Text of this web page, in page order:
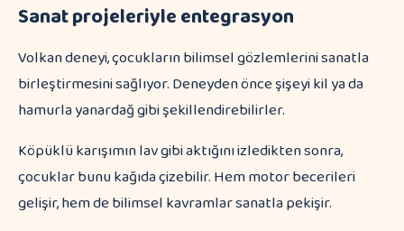
Sanat projeleriyle entegrasyon
Volkan deneyi, çocukların bilimsel gözlemlerini sanatla
birleştirmesini sağlıyor. Deneyden önce şişeyi kil ya da
hamurla yanardağ gibi şekillendirebilirler.
Köpüklü karışımın lav gibi aktığını izledikten sonra,
çocuklar bunu kağıda çizebilir. Hem motor becerileri
gelişir, hem de bilimsel kavramlar sanatla pekişir.